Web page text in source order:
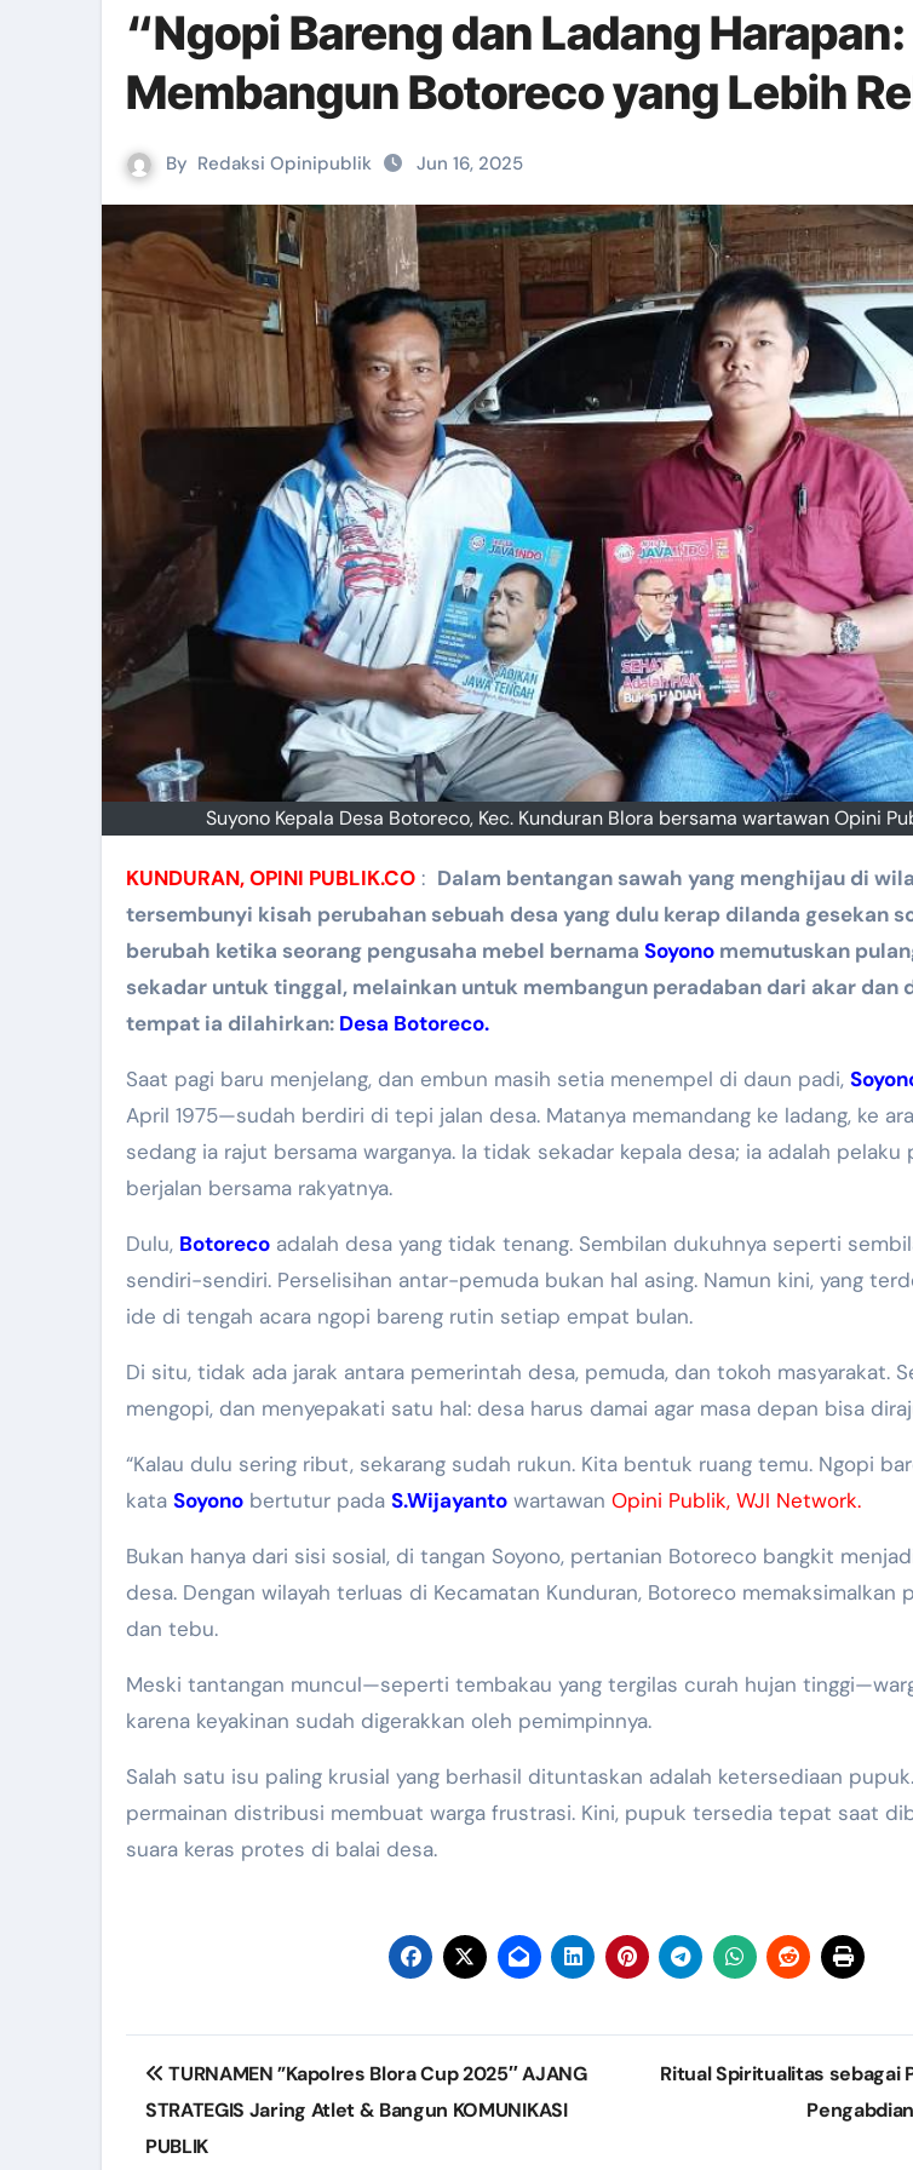
“Ngopi Bareng dan Ladang
Membangun Botoreco yang Lebih
By Redaksi Opinipublik Jun 16, 2025
Suyono Kepala Desa Botoreco, Kec. Kunduran Blora bersama wartawan Opini
KUNDURAN, OPINI PUBLIK.CO : Dalam bentangan sawah yang menghijau di
tersembunyi kisah perubahan sebuah desa yang dulu kerap dilanda gesekan
berubah ketika seorang pengusaha mebel bernama Soyono memutuskan
sekadar untuk tinggal, melainkan untuk membangun peradaban dari akar dan
tempat ia dilahirkan: Desa Botoreco.
Saat pagi baru menjelang, dan embun masih setia menempel di daun padi,
April 1975—sudah berdiri di tepi jalan desa. Matanya memandang ke ladang, ke
sedang ia rajut bersama warganya. Ia tidak sekadar kepala desa; ia adalah pelaku
berjalan bersama rakyatnya.
Dulu, Botoreco adalah desa yang tidak tenang. Sembilan dukuhnya seperti
sendiri-sendiri. Perselisihan antar-pemuda bukan hal asing. Namun kini, yang
ide di tengah acara ngopi bareng rutin setiap empat bulan.
Di situ, tidak ada jarak antara pemerintah desa, pemuda, dan tokoh masyarakat.
mengopi, dan menyepakati satu hal: desa harus damai agar masa depan bisa
“Kalau dulu sering ribut, sekarang sudah rukun. Kita bentuk ruang temu. Ngopi
kata Soyono bertutur pada S.Wijayanto wartawan Opini Publik, WJI Network.
Bukan hanya dari sisi sosial, di tangan Soyono, pertanian Botoreco bangkit
desa. Dengan wilayah terluas di Kecamatan Kunduran, Botoreco memaksimalkan
dan tebu.
Meski tantangan muncul—seperti tembakau yang tergilas curah hujan
karena keyakinan sudah digerakkan oleh pemimpinnya.
Salah satu isu paling krusial yang berhasil dituntaskan adalah ketersediaan
permainan distribusi membuat warga frustrasi. Kini, pupuk tersedia tepat saat
suara keras protes di balai desa.
Post
navigation
TURNAMEN ”Kapolres Blora Cup 2025″ AJANG
STRATEGIS Jaring Atlet & Bangun KOMUNIKASI
PUBLIK
Ritual Spiritualitas sebagai